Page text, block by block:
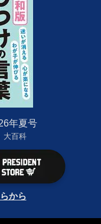
年夏号
大百科
から